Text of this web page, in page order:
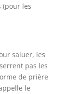
(pour les
saluer, les
pas les
de prière
le